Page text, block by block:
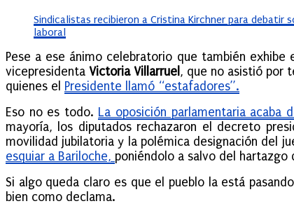
Sindicalistas recibieron a Cristina Kirchner para debatir
laboral
Pese a ese ánimo celebratorio que también
vicepresidenta Victoria Villarruel, que no asistió por
quienes el Presidente llamó “estafadores”.
Eso no es todo. La oposición parlamentaria
mayoría, los diputados rechazaron el decreto
movilidad jubilatoria y la polémica designación del
esquiar a Bariloche, poniéndolo a salvo del hartazgo
Si algo queda claro es que el pueblo la está
bien como declama.